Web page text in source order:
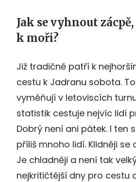
Jak se vyhnout
k moři?
Již tradičně patří k
cestu k Jadranu sobota.
vyměňují v letoviscích
statistik cestuje nejvíc lidí
Dobrý není ani pátek. I ten
příliš mnoho lidí. Klidněji se
Je chladněji a není tak
nejkritičtější dny pro cestu